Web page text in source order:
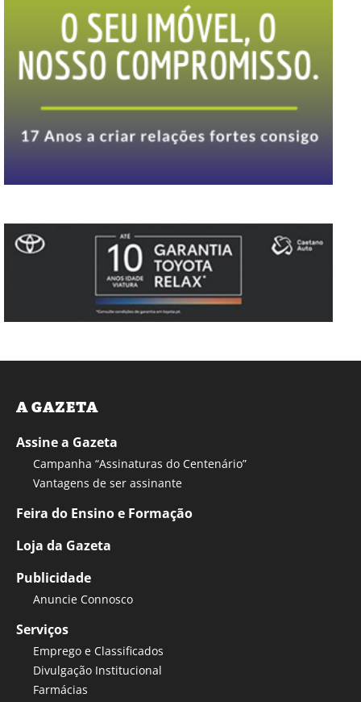
A GAZETA
Assine a Gazeta
Campanha “Assinaturas do Centenário”
Vantagens de ser assinante
Feira do Ensino e Formação
Loja da Gazeta
Publicidade
Anuncie Connosco
Serviços
Emprego e Classificados
Divulgação Institucional
Farmácias